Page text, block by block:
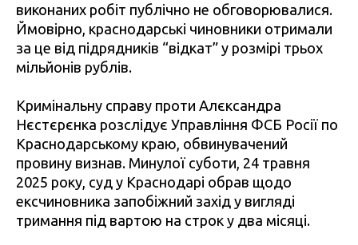
виконаних робіт публічно не обговорювалися.
Ймовірно, краснодарські чиновники отримали
за це від підрядників “відкат” у розмірі трьох
мільйонів рублів.
Кримінальну справу проти Алєксандра
Нєстєрєнка розслідує Управління ФСБ Росії по
Краснодарському краю, обвинувачений
провину визнав. Минулої суботи, 24 травня
2025 року, суд у Краснодарі обрав щодо
ексчиновника запобіжний захід у вигляді
тримання під вартою на строк у два місяці.